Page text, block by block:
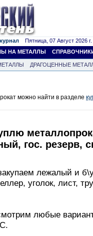
Пятница, 07 Август 2026 г.
НА МЕТАЛЛЫ
ДРАГОЦЕННЫЕ
можно найти в разделе
гос. резерв,
лежалый и
уголок, лист,
любые